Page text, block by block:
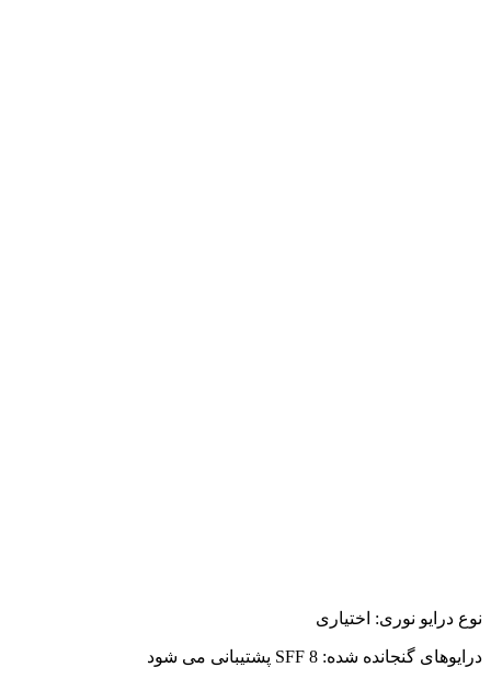
نوع درایو نوری: اختیاری
درایوهای گنجانده شده: 8 SFF پشتیبانی می شود